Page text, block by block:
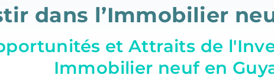
dans l’Immobilier
et Attraits de
Immobilier neuf en